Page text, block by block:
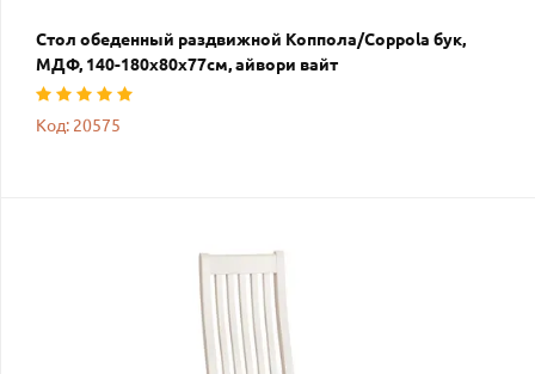
Стол обеденный раздвижной Коппола/Coppola бук,
МДФ, 140-180х80х77см, айвори вайт
Код: 20575